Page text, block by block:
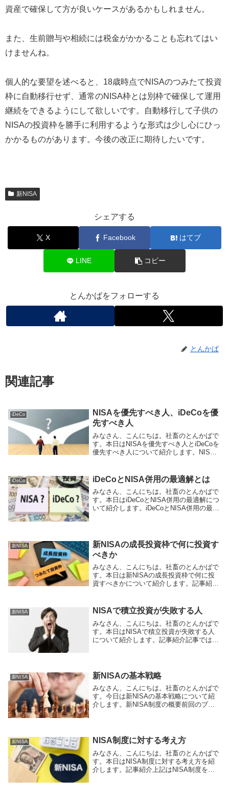
資産で確保して方が良いケースがあるかもしれません。
また、生前贈与や相続には税金がかかることも忘れてはい
けませんね。
個人的な要望を述べると、18歳時点でNISAのつみたて投資
枠に自動移行せず、通常のNISA枠とは別枠で確保して運用
継続をできるようにして欲しいです。自動移行して子供の
NISAの投資枠を勝手に利用するような形式は少し心にひっ
かかるものがあります。今後の改正に期待したいです。
新NISA
シェアする
X Facebook はてブ
LINE コピー
とんかばをフォローする
とんかば
関連記事
iDeCo
NISAを優先すべき人、iDeCoを優
先すべき人
みなさん、こんにちは。社畜のとんかばで
す。本日はNISAを優先すべき人とiDeCoを
優先すべき人について紹介します。NISA
す。新NISAとiDeCoの概要と特徴...
iDeCo iDeCoとNISA併用の最適解とは
みなさん、こんにちは。社畜のとんかばで
す。本日はiDeCoとNISA併用の最適解につ
いて紹介します。iDeCoとNISA併用の最適
新NISA
新NISAの成長投資枠で何に投資す
べきか
みなさん、こんにちは。社畜のとんかばで
す。本日は新NISAの成長投資枠で何に投
資すべきかについて紹介します。記事紹介
枠で投資可能な対象や商品について紹介さ
れてい...
新NISA NISAで積立投資が失敗する人
みなさん、こんにちは。社畜のとんかばで
す。本日はNISAで積立投資が失敗する人
について紹介します。記事紹介記事では
額の設定を...
新NISA 新NISAの基本戦略
みなさん、こんにちは。社畜のとんかばで
す。今日は新NISAの基本戦略について紹
介します。新NISA制度の概要前回のブロ
めま...
新NISA NISA制度に対する考え方
みなさん、こんにちは。社畜のとんかばで
す。本日はNISA制度に対する考え方を紹
介します。記事紹介上記はNISA制度をど